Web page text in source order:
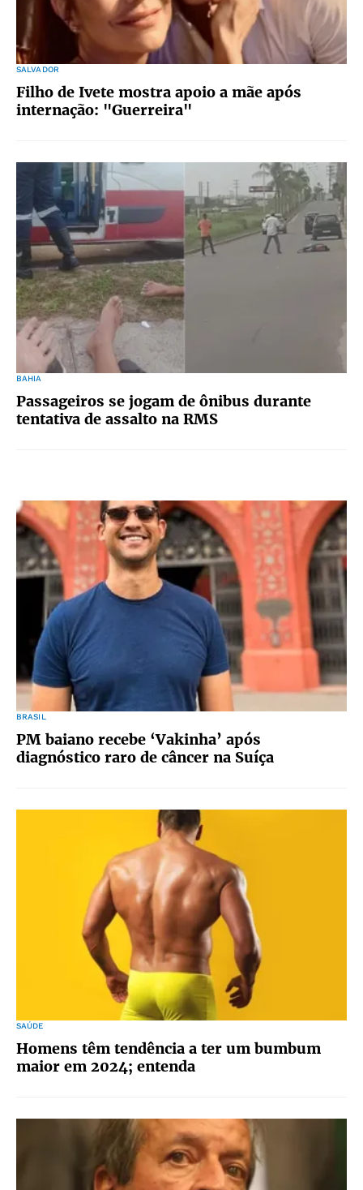
SALVADOR
Filho de Ivete mostra apoio a mãe após
internação: "Guerreira"
BAHIA
Passageiros se jogam de ônibus durante
tentativa de assalto na RMS
BRASIL
PM baiano recebe ‘Vakinha’ após
diagnóstico raro de câncer na Suíça
SAÚDE
Homens têm tendência a ter um bumbum
maior em 2024; entenda